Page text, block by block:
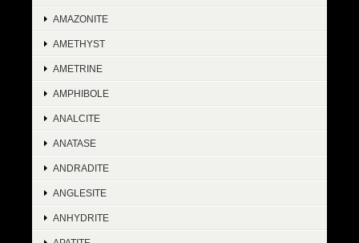
AMAZONITE
AMETHYST
AMETRINE
AMPHIBOLE
ANALCITE
ANATASE
ANDRADITE
ANGLESITE
ANHYDRITE